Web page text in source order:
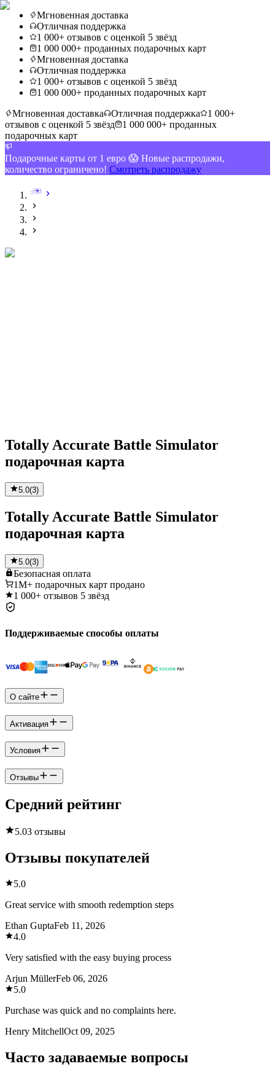
Мгновенная доставка
Отличная поддержка
1 000+ отзывов с оценкой 5 звёзд
1 000 000+ проданных подарочных карт
Мгновенная доставка
Отличная поддержка
1 000+ отзывов с оценкой 5 звёзд
1 000 000+ проданных подарочных карт
Мгновенная доставка
Отличная поддержка
1 000+
отзывов с оценкой 5 звёзд
1 000 000+ проданных
подарочных карт
Подарочные карты от 1 евро 😱 Новые распродажи,
количество ограничено! Смотреть распродажу
Totally Accurate Battle Simulator
подарочная карта
5.0(3)
Totally Accurate Battle Simulator
подарочная карта
5.0(3)
Безопасная оплата
1M+ подарочных карт продано
1 000+ отзывов 5 звёзд
Поддерживаемые способы оплаты
О сайте
Активация
Условия
Отзывы
Средний рейтинг
5.03 отзывы
Отзывы покупателей
5.0
Great service with smooth redemption steps
Ethan GuptaFeb 11, 2026
4.0
Very satisfied with the easy buying process
Arjun MüllerFeb 06, 2026
5.0
Purchase was quick and no complaints here.
Henry MitchellOct 09, 2025
Часто задаваемые вопросы